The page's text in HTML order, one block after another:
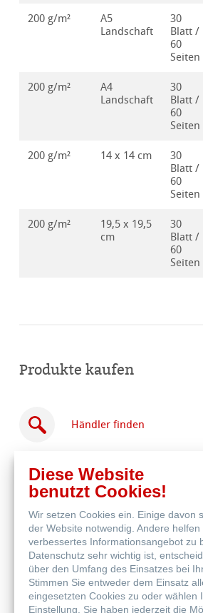
200 g/m²
A5
Landschaft
30
Blatt /
60
Seiten
200 g/m²
A4
Landschaft
30
Blatt /
60
Seiten
200 g/m² 14 x 14 cm
30
Blatt /
60
Seiten
200 g/m²
19,5 x 19,5
cm
30
Blatt /
60
Seiten
Produkte kaufen
Händler finden
Online
kaufen
Weitere Produkte
Diese Website
benutzt Cookies!
Wir setzen Cookies ein. Einige davon
der Website notwendig. Andere
verbessertes Informationsangebot zu
Datenschutz sehr wichtig ist,
über den Umfang des Einsatzes bei
Stimmen Sie entweder dem Einsatz
eingesetzten Cookies zu oder wählen
Einstellung. Sie haben jederzeit die